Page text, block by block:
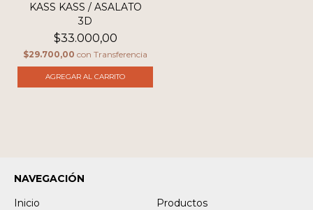
KASS KASS / ASALATO
3D
$33.000,00
$29.700,00 con Transferencia
AGREGAR AL CARRITO
NAVEGACIÓN
Inicio
Productos